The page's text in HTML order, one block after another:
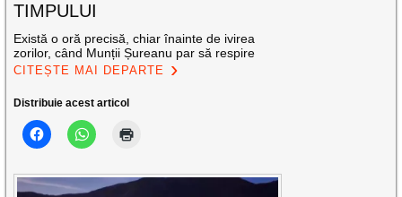
TIMPULUI
Există o oră precisă, chiar înainte de ivirea
zorilor, când Munții Șureanu par să respire
CITEȘTE MAI DEPARTE
Distribuie acest articol